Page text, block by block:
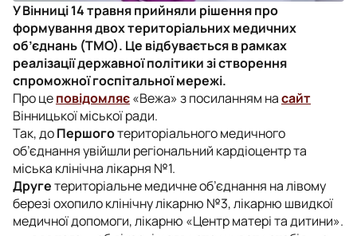
У Вінниці 14 травня прийняли рішення про
формування двох територіальних медичних
об’єднань (ТМО). Це відбувається в рамках
реалізації державної політики зі створення
спроможної госпітальної мережі.
Про цеповідомляє«Вежа» з посиланням насайт
Вінницької міської ради.
Так, доПершоготериторіального медичного
об’єднання увійшли регіональний кардіоцентр та
міська клінічна лікарня №1.
Другетериторіальне медичне об’єднання на лівому
березі охопило клінічну лікарню №3, лікарню швидкої
медичної допомоги, лікарню «Центр матері та дитини».